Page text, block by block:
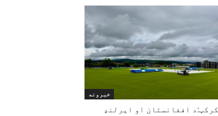
خبرونه
کرکټ:د افغانستان او ایرلنډ